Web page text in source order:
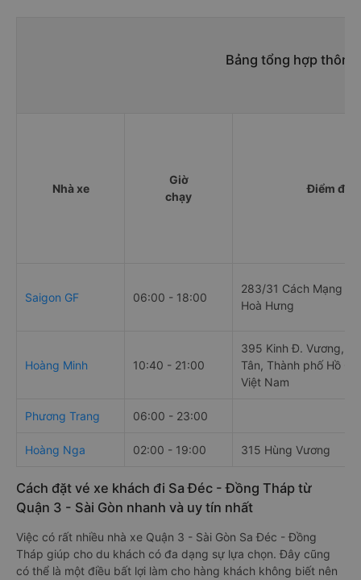
Bảng tổng hợp
Nhà xe
Giờ
chạy
Điểm đi
Saigon GF 06:00 - 18:00
283/31 Cách Mạng
Hoà Hưng
Hoàng Minh 10:40 - 21:00
395 Kinh Đ. Vương,
Tân, Thành phố Hồ
Việt Nam
Phương Trang 06:00 - 23:00
Hoàng Nga 02:00 - 19:00 315 Hùng Vương
Cách đặt vé xe khách đi Sa Đéc - Đồng Tháp từ
Quận 3 - Sài Gòn nhanh và uy tín nhất
Việc có rất nhiều nhà xe Quận 3 - Sài Gòn Sa Đéc - Đồng
Tháp giúp cho du khách có đa dạng sự lựa chọn. Đây cũng
có thể là một điều bất lợi làm cho hàng khách không biết nên